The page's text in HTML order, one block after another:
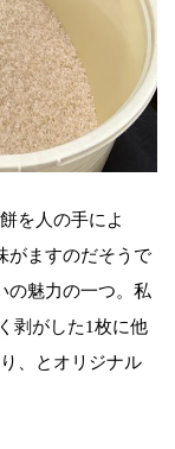
を人の手によ
がますのだそうで
の魅力の一つ。私
剥がした1枚に他
、とオリジナル